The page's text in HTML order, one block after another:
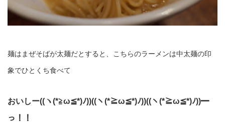
麺はまぜそばが太麺だとすると、こちらのラーメンは中太麺の印
象でひとくち食べて
おいしー((ヽ(*≧ω≦*)ﾉ))((ヽ(*≧ω≦*)ﾉ))((ヽ(*≧ω≦*)ﾉ))━
っ！！